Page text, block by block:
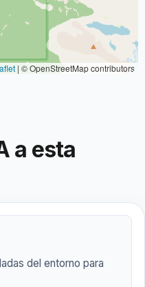
| © OpenStreetMap contributors
a esta
del entorno para